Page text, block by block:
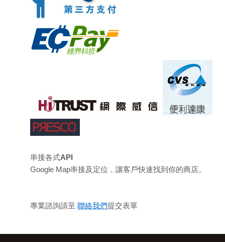
串接各式API
Google Map串接及定位，讓客戶快速找到你的商店。
專業諮詢請至 聯絡我們提交表單